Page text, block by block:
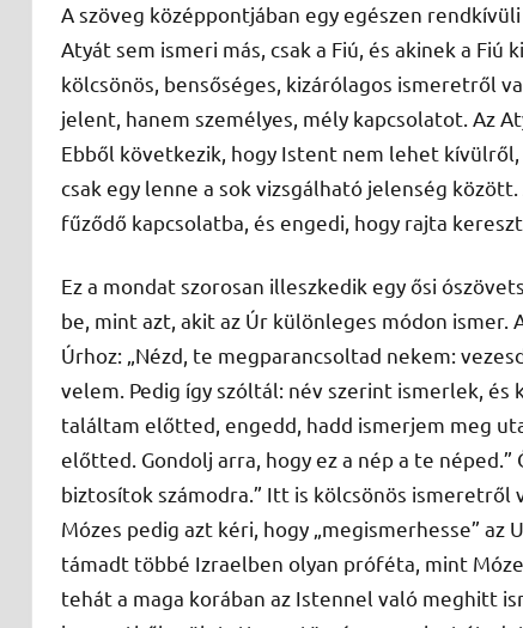
A szöveg középpontjában egy egészen
Atyát sem ismeri más, csak a Fiú, és akinek a
kölcsönös, bensőséges, kizárólagos ismeretről
jelent, hanem személyes, mély kapcsolatot. Az
Ebből következik, hogy Istent nem lehet
csak egy lenne a sok vizsgálható jelenség
fűződő kapcsolatba, és engedi, hogy rajta
Ez a mondat szorosan illeszkedik egy ősi
be, mint azt, akit az Úr különleges módon ismer.
Úrhoz: „Nézd, te megparancsoltad nekem:
velem. Pedig így szóltál: név szerint ismerlek,
találtam előtted, engedd, hadd ismerjem meg
előtted. Gondolj arra, hogy ez a nép a te
biztosítok számodra.” Itt is kölcsönös ismeretről
Mózes pedig azt kéri, hogy „megismerhesse” az
támadt többé Izraelben olyan próféta, mint
tehát a maga korában az Istennel való meghitt